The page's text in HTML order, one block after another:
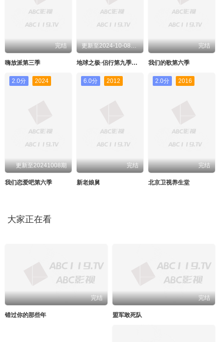
完结
嗨放派第三季
更新至2024-10-08期期
地球之极·侣行第九季上篇
完结
我们的歌第六季
2.0分 2024
更新至20241008期
我们恋爱吧第六季
6.0分 2012
完结
新老娘舅
2.0分 2016
完结
北京卫视养生堂
大家正在看
完结
错过你的那些年
完结
盟军敢死队